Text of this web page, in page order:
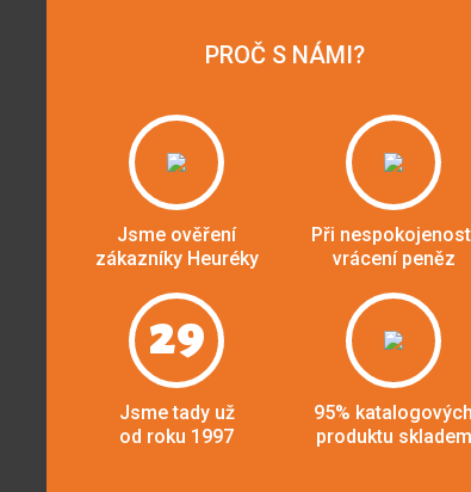
PROČ S NÁMI?
Jsme ověření
zákazníky Heuréky
Při
vrácení peněz
29
Jsme tady už
od roku 1997
95% katalogových
produktu skladem